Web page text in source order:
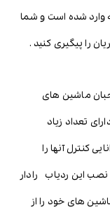
وارد شده است و شما
را پیگیری کنید .
ماشین های
تعداد زیاد
کنترل آنها را
نصب این ردیاب رادار
های خود را از